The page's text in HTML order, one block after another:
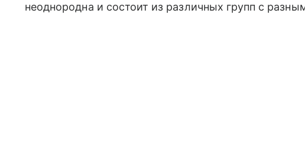
неоднородна и состоит из различных групп с